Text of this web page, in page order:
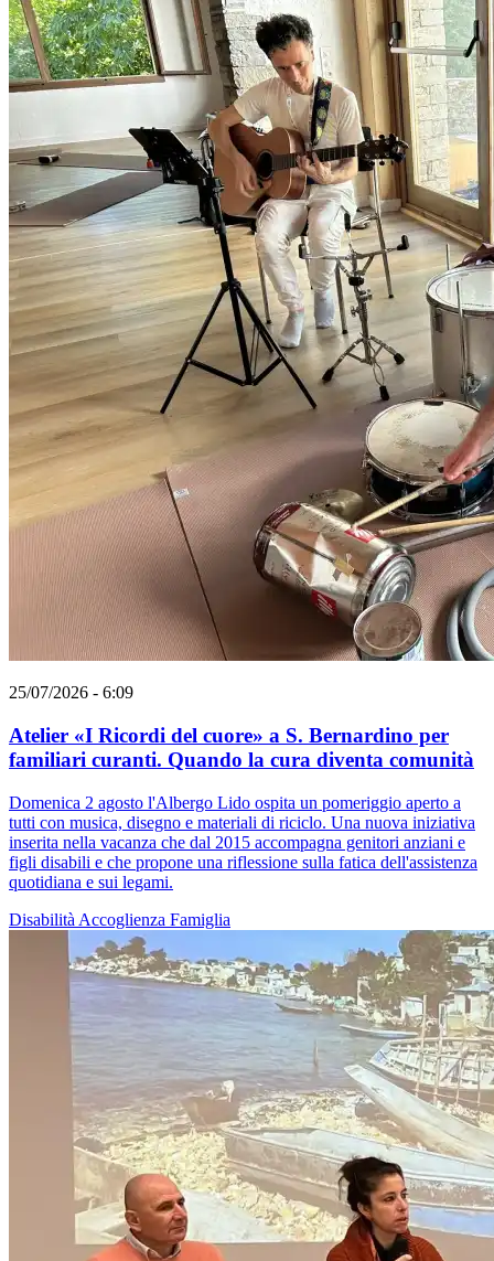
25/07/2026 - 6:09
Atelier «I Ricordi del cuore» a S. Bernardino per
familiari curanti. Quando la cura diventa comunità
Domenica 2 agosto l'Albergo Lido ospita un pomeriggio aperto a
tutti con musica, disegno e materiali di riciclo. Una nuova iniziativa
inserita nella vacanza che dal 2015 accompagna genitori anziani e
figli disabili e che propone una riflessione sulla fatica dell'assistenza
quotidiana e sui legami.
Disabilità Accoglienza Famiglia